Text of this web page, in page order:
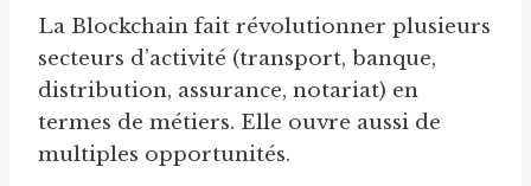
La Blockchain fait révolutionner plusieurs
secteurs d’activité (transport, banque,
distribution, assurance, notariat) en
termes de métiers. Elle ouvre aussi de
multiples opportunités.